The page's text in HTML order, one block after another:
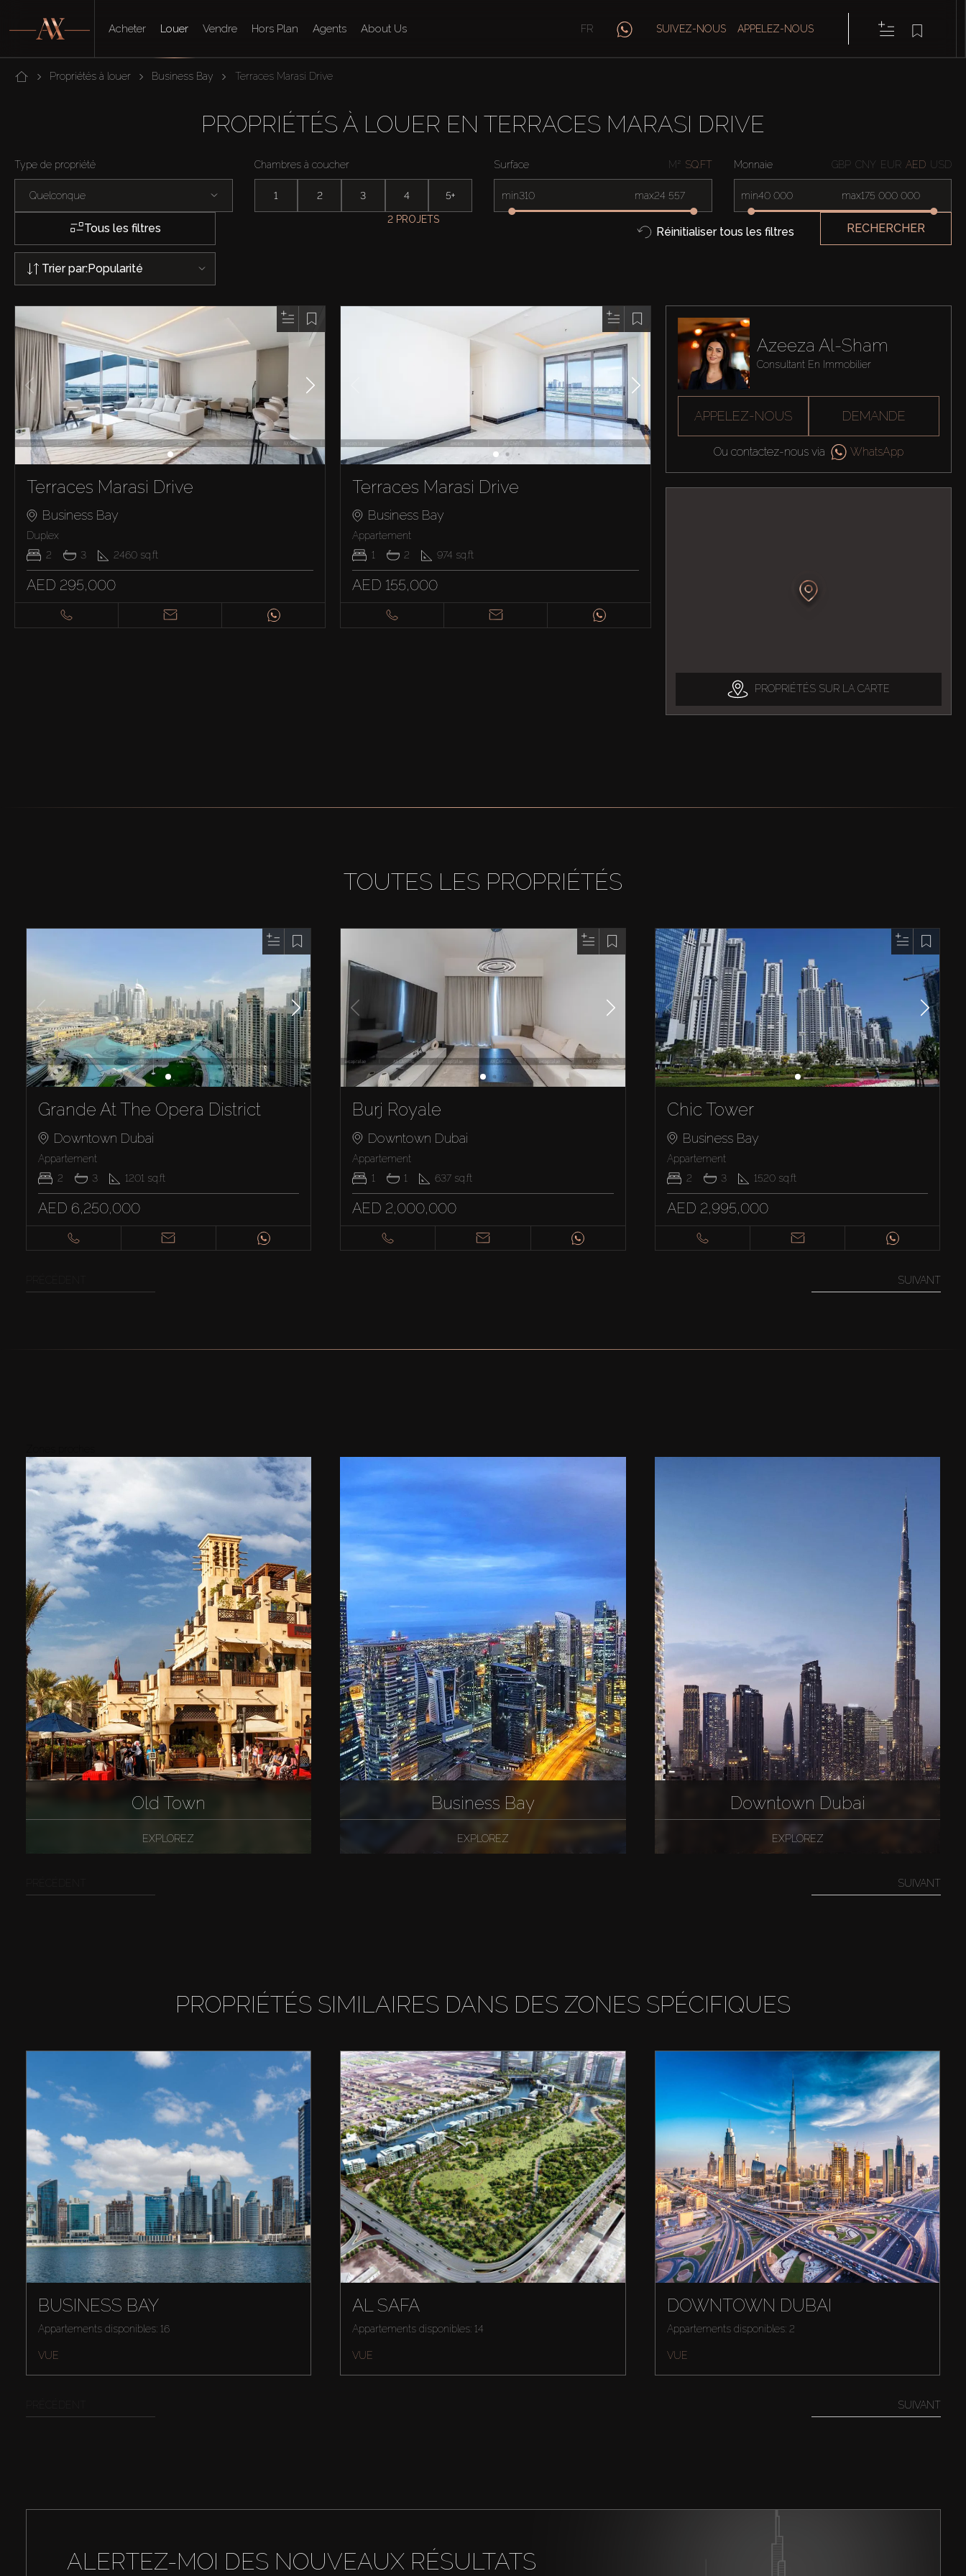
Acheter Louer Vendre Hors Plan Agents About Us FR SUIVEZ-NOUS APPELEZ-NOUS
Propriétés à louer Business Bay Terraces Marasi Drive
PROPRIÉTÉS À LOUER EN TERRACES MARASI DRIVE
Type de propriété
Quelconque
Chambres à coucher
1 2 3 4 5+
Surface M² SQ.FT
min max
Monnaie GBP CNY EUR AED USD
min max
Tous les filtres
2 PROJETS
Réinitialiser tous les filtres RECHERCHER
Trier par:Popularité
Terraces Marasi Drive
Business Bay
Duplex
2
3 2460 sq.ft
AED 295,000
Terraces Marasi Drive
Business Bay
Appartement
1
2 974 sq.ft
AED 155,000
Azeeza Al-Sham
Consultant En Immobilier
APPELEZ-NOUS DEMANDE
Ou contactez-nous via WhatsApp
PROPRIÉTÉS SUR LA CARTE
TOUTES LES PROPRIÉTÉS
Grande At The Opera District
Downtown Dubai
Appartement
2
3 1201 sq.ft
AED 6,250,000
Burj Royale
Downtown Dubai
Appartement
1
1 637 sq.ft
AED 2,000,000
Chic Tower
Business Bay
Appartement
2
3 1520 sq.ft
AED 2,995,000
SUIVANT
Old Town
EXPLOREZ
Business Bay
EXPLOREZ
Downtown Dubai
EXPLOREZ
SUIVANT
PROPRIÉTÉS SIMILAIRES DANS DES ZONES SPÉCIFIQUES
BUSINESS BAY
Appartements disponibles: 16
VUE
AL SAFA
Appartements disponibles: 14
VUE
DOWNTOWN DUBAI
Appartements disponibles: 2
VUE
SUIVANT
ALERTEZ-MOI DES NOUVEAUX RÉSULTATS